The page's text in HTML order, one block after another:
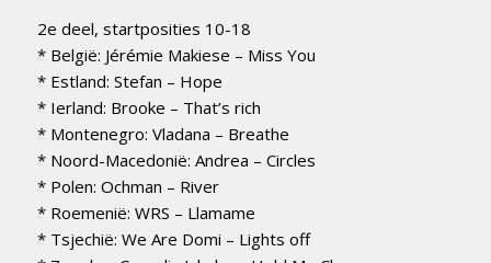
2e deel, startposities 10-18
* België: Jérémie Makiese – Miss You
* Estland: Stefan – Hope
* Ierland: Brooke – That’s rich
* Montenegro: Vladana – Breathe
* Noord-Macedonië: Andrea – Circles
* Polen: Ochman – River
* Roemenië: WRS – Llamame
* Tsjechië: We Are Domi – Lights off